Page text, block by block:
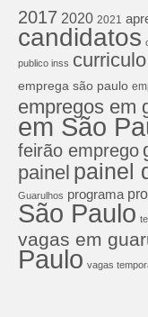
2017 2020 2021
candidatos
publico inss curriculo
emprega são paulo
empregos em
em São
feirão emprego
painel painel
Guarulhos programa
São Paulo
vagas em
Paulo vagas